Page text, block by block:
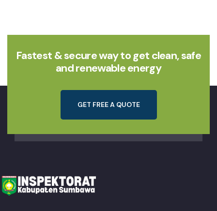
Fastest & secure way to get clean, safe
and renewable energy
GET FREEA QUOTE